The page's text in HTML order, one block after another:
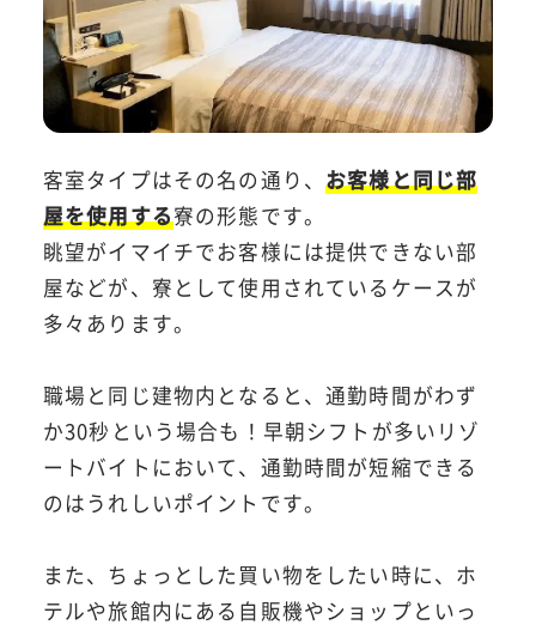
客室タイプはその名の通り、お客様と同じ部
屋を使用する寮の形態です。
眺望がイマイチでお客様には提供できない部
屋などが、寮として使用されているケースが
多々あります。
職場と同じ建物内となると、通勤時間がわず
か30秒という場合も！早朝シフトが多いリゾ
ートバイトにおいて、通勤時間が短縮できる
のはうれしいポイントです。
また、ちょっとした買い物をしたい時に、ホ
テルや旅館内にある自販機やショップといっ